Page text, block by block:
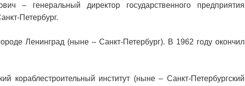
– генеральный директор государственного предприятия
Петербург.
Ленинград (ныне – Санкт-Петербург). В 1962 году окончил
кораблестроительный институт (ныне – Санкт-Петербургский